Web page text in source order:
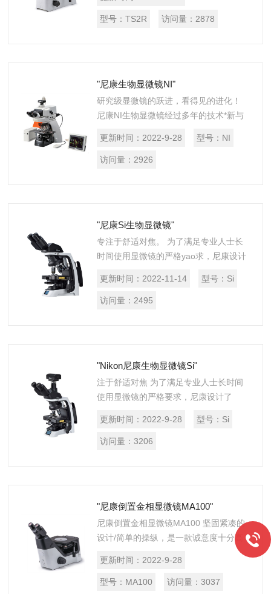
时保持良好的可操作性提供了广泛的观察
方法和应用。 2.Ts2R...
型号： TS2R 访问量： 2878
"尼康生物显微镜NI"
研究级显微镜的跃进，看得见的进化！
尼康NI生物显微镜经过多年的技术*新与
E正置研究显微镜革命性的模块化设计，
功能扩展变得如...
更新时间： 2022-9-28 型号： NI
访问量： 2926
"尼康Si生物显微镜"
专注于舒适对焦。 为了满足专业人士长
时间使用显微镜的严格yao求，尼康设计
操作效率的人体工学设计。这款功能强大
的显微镜可...
更新时间： 2022-11-14 型号： Si
访问量： 2495
"Nikon尼康生物显微镜Si"
注于舒适对焦 为了满足专业人士长时间
使用显微镜的严格要求，尼康设计了
作效率的人体工学设计。这款功能强大的
显微镜可以减轻身...
更新时间： 2022-9-28 型号： Si
访问量： 3206
"尼康倒置金相显微镜MA100"
尼康倒置金相显微镜MA100 坚固紧凑的
设计/简单的操纵，是一款诚意度十分高
的显微镜作品，高对比度的观察图像拍
摄，高性能低成本的显微光学解决方案。
更新时间： 2022-9-28
型号： MA100 访问量： 3037